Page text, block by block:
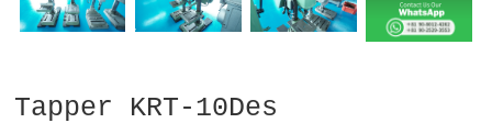
Tapper KRT-10Des